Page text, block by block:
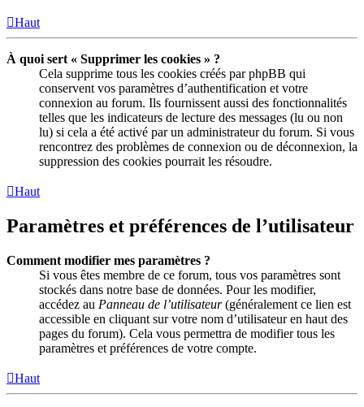
Haut
À quoi sert « Supprimer les cookies » ?
Cela supprime tous les cookies créés par phpBB qui
conservent vos paramètres d’authentification et votre
connexion au forum. Ils fournissent aussi des fonctionnalités
telles que les indicateurs de lecture des messages (lu ou non
lu) si cela a été activé par un administrateur du forum. Si vous
rencontrez des problèmes de connexion ou de déconnexion, la
suppression des cookies pourrait les résoudre.
Haut
Paramètres et préférences de l’utilisateur
Comment modifier mes paramètres ?
Si vous êtes membre de ce forum, tous vos paramètres sont
stockés dans notre base de données. Pour les modifier,
accédez au Panneau de l’utilisateur(généralement ce lien est
accessible en cliquant sur votre nom d’utilisateur en haut des
pages du forum). Cela vous permettra de modifier tous les
paramètres et préférences de votre compte.
Haut